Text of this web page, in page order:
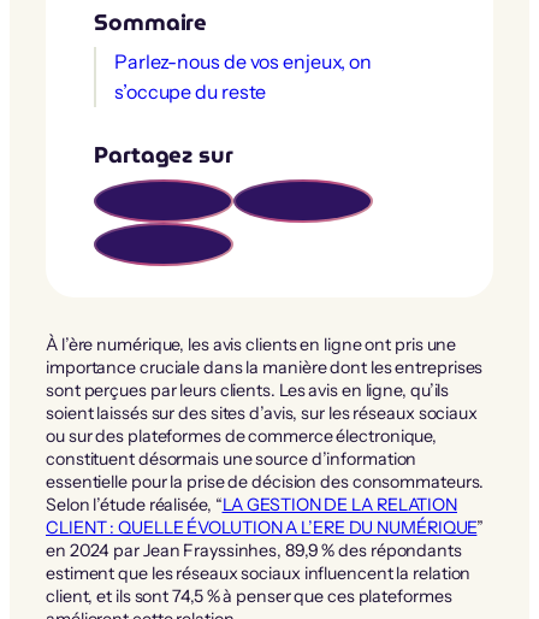
À l’ère numérique, les avis clients en ligne ont pris une
importance cruciale dans la manière dont les entreprises
sont perçues par leurs clients. Les avis en ligne, qu’ils
soient laissés sur des sites d’avis, sur les réseaux sociaux
ou sur des plateformes de commerce électronique,
constituent désormais une source d’information
essentielle pour la prise de décision des consommateurs.
Selon l’étude réalisée, “LA GESTION DE LA RELATION
CLIENT : QUELLE ÉVOLUTION A L’ERE DU NUMÉRIQUE”
en 2024 par Jean Frayssinhes, 89,9 % des répondants
estiment que les réseaux sociaux influencent la relation
client, et ils sont 74,5 % à penser que ces plateformes
Sommaire
Parlez-nous de vos enjeux, on
s’occupe du reste
Partagez sur